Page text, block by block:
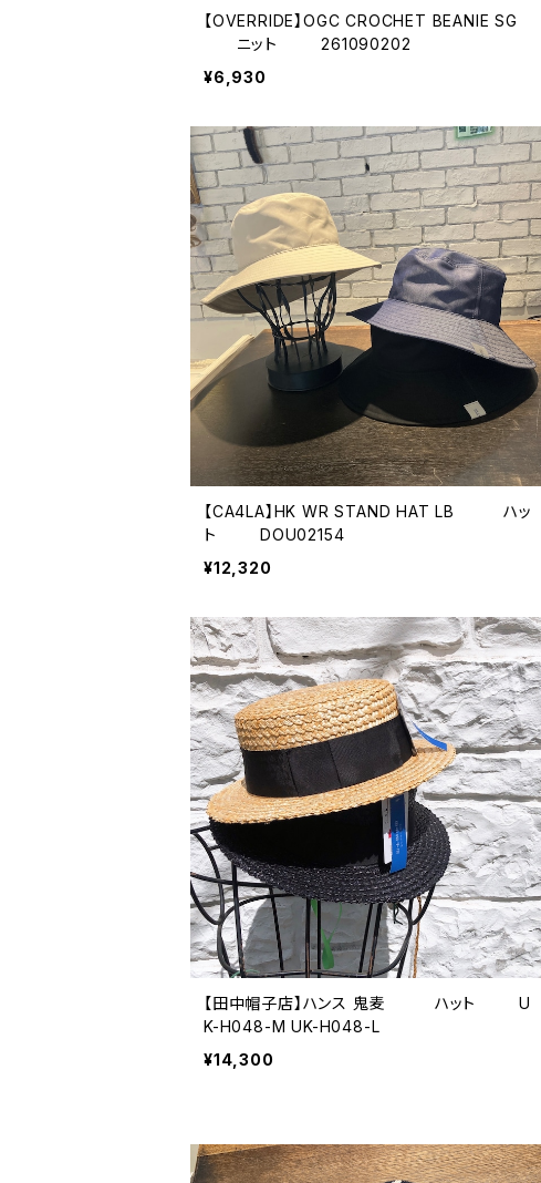
【OVERRIDE】OGC CROCHET BEANIE SG
ニット 261090202
¥6,930
【CA4LA】HK WR STAND HAT LB ハッ
ト DOU02154
¥12,320
【田中帽子店】ハンス 鬼麦 ハット U
K-H048-M UK-H048-L
¥14,300